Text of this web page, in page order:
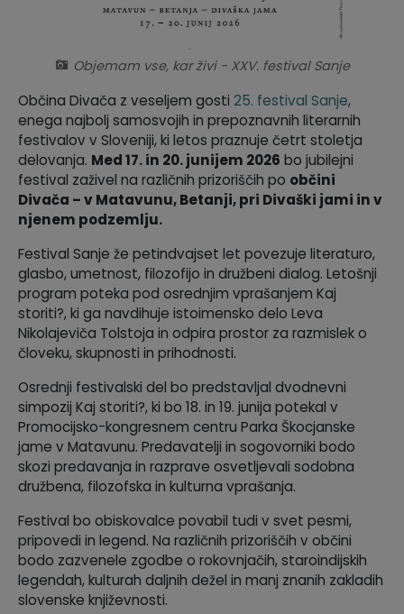
Objemam vse, kar živi - XXV. festival Sanje
Občina Divača z veseljem gosti 25. festival Sanje,
enega najbolj samosvojih in prepoznavnih literarnih
festivalov v Sloveniji, ki letos praznuje četrt stoletja
delovanja. Med 17. in 20. junijem 2026 bo jubilejni
festival zaživel na različnih prizoriščih po občini
Divača – v Matavunu, Betanji, pri Divaški jami in v
njenem podzemlju.
Festival Sanje že petindvajset let povezuje literaturo,
glasbo, umetnost, filozofijo in družbeni dialog. Letošnji
program poteka pod osrednjim vprašanjem Kaj
storiti?, ki ga navdihuje istoimensko delo Leva
Nikolajeviča Tolstoja in odpira prostor za razmislek o
človeku, skupnosti in prihodnosti.
Osrednji festivalski del bo predstavljal dvodnevni
simpozij Kaj storiti?, ki bo 18. in 19. junija potekal v
Promocijsko-kongresnem centru Parka Škocjanske
jame v Matavunu. Predavatelji in sogovorniki bodo
skozi predavanja in razprave osvetljevali sodobna
družbena, filozofska in kulturna vprašanja.
Festival bo obiskovalce povabil tudi v svet pesmi,
pripovedi in legend. Na različnih prizoriščih v občini
bodo zazvenele zgodbe o rokovnjačih, staroindijskih
legendah, kulturah daljnih dežel in manj znanih zakladih
slovenske književnosti.
Krajevne skupnosti
Naselja v občini
Organigram
Varstvo osebnih podatkov
Temeljni akti
Strateški dokumenti
Katalog informacij javnega značaja
GLASNIK Občine Divača
Proračun občine
Lokalne volitve